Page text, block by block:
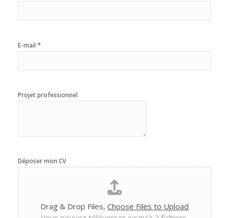
E-mail *
Projet professionnel
Déposer mon CV
Drag & Drop Files, Choose Files to Upload